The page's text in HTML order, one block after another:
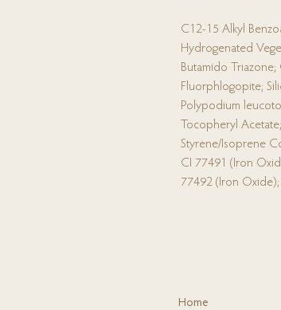
C12-15 Alkyl
Hydrogenated
Butamido
Fluorphlogopite;
Polypodium
Tocopheryl
Styrene/Isoprene
CI 77491 (Iron
77492 (Iron
Home